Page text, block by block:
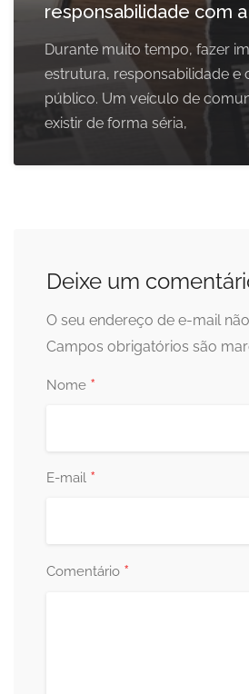
responsabilidade com
Durante muito tempo, fazer
estrutura, responsabilidade e
público. Um veículo de
existir de forma séria,
Deixe um
O seu endereço de e-mail
Campos obrigatórios são
Nome *
E-mail *
Comentário *